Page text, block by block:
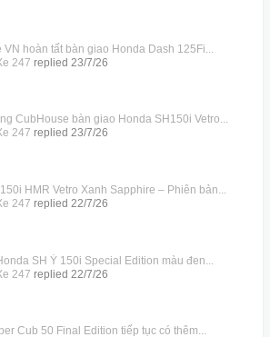
VN hoàn tất bàn giao Honda Dash 125Fi...
247 replied 23/7/26
CubHouse bàn giao Honda SH150i Vetro...
247 replied 23/7/26
HMR Vetro Xanh Sapphire – Phiên bản...
247 replied 22/7/26
SH Ý 150i Special Edition màu đen...
247 replied 22/7/26
Cub 50 Final Edition tiếp tục có thêm...